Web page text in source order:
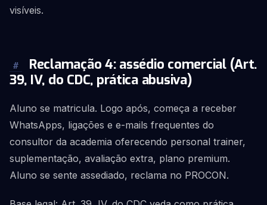
visíveis.
#
Reclamação 4: assédio comercial (Art.
39, IV, do CDC, prática abusiva)
Aluno se matricula. Logo após, começa a receber
WhatsApps, ligações e e-mails frequentes do
consultor da academia oferecendo personal trainer,
suplementação, avaliação extra, plano premium.
Aluno se sente assediado, reclama no PROCON.